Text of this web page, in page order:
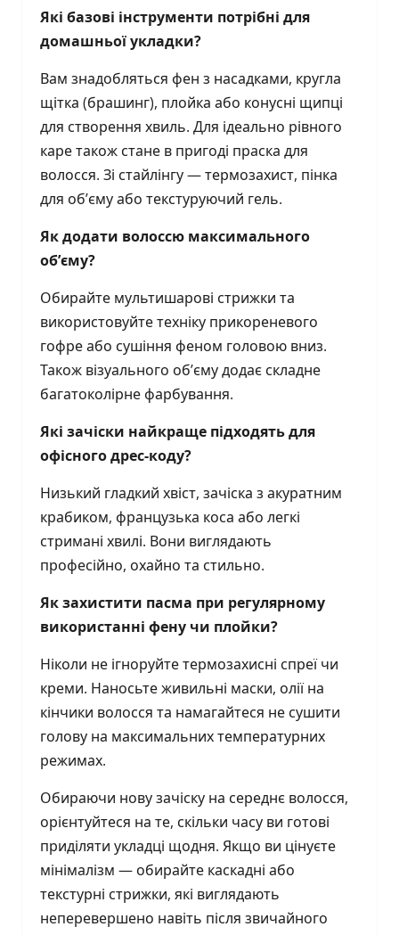
Які базові інструменти потрібні для
домашньої укладки?
Вам знадобляться фен з насадками, кругла
щітка (брашинг), плойка або конусні щипці
для створення хвиль. Для ідеально рівного
каре також стане в пригоді праска для
волосся. Зі стайлінгу — термозахист, пінка
для об’єму або текстуруючий гель.
Як додати волоссю максимального
об’єму?
Обирайте мультишарові стрижки та
використовуйте техніку прикореневого
гофре або сушіння феном головою вниз.
Також візуального об’єму додає складне
багатоколірне фарбування.
Які зачіски найкраще підходять для
офісного дрес-коду?
Низький гладкий хвіст, зачіска з акуратним
крабиком, французька коса або легкі
стримані хвилі. Вони виглядають
професійно, охайно та стильно.
Як захистити пасма при регулярному
використанні фену чи плойки?
Ніколи не ігноруйте термозахисні спреї чи
креми. Наносьте живильні маски, олії на
кінчики волосся та намагайтеся не сушити
голову на максимальних температурних
режимах.
Обираючи нову зачіску на середнє волосся,
орієнтуйтеся на те, скільки часу ви готові
приділяти укладці щодня. Якщо ви цінуєте
мінімалізм — обирайте каскадні або
текстурні стрижки, які виглядають
неперевершено навіть після звичайного